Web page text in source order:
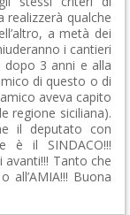
realizzerà qualche
a metà dei
i cantieri
3 anni e alla
di questo o di
aveva capito
regione siciliana).
il deputato con
è il SINDACO!!!
Tanto che
all’AMIA!!! Buona